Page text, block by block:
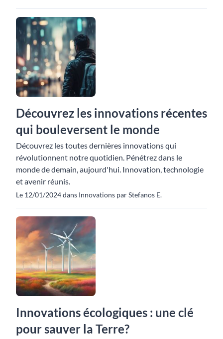
Découvrez les innovations récentes
qui bouleversent le monde
Découvrez les toutes dernières innovations qui
révolutionnent notre quotidien. Pénétrez dans le
monde de demain, aujourd'hui. Innovation, technologie
et avenir réunis.
Le 12/01/2024 dans Innovations par Stefanos E.
Innovations écologiques : une clé
pour sauver la Terre?